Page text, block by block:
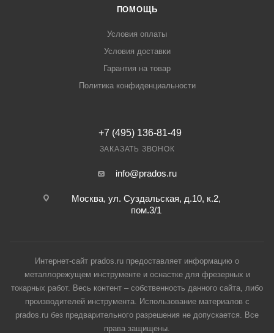
ПОМОЩЬ
Условия оплаты
Условия доставки
Гарантия на товар
Политика конфиденциальности
+7 (495) 136-81-49
ЗАКАЗАТЬ ЗВОНОК
info@prados.ru
Москва, ул. Суздальская, д.10, к.2,
пом.3/1
Интернет-сайт prados.ru предоставляет информацию о
металлорежущем инструменте и оснастке для фрезерных и
токарных работ. Весь контент – собственность данного сайта, либо
производителей инструмента. Использование материалов с
prados.ru без предварительного разрешения не допускается. Все
права защищены.